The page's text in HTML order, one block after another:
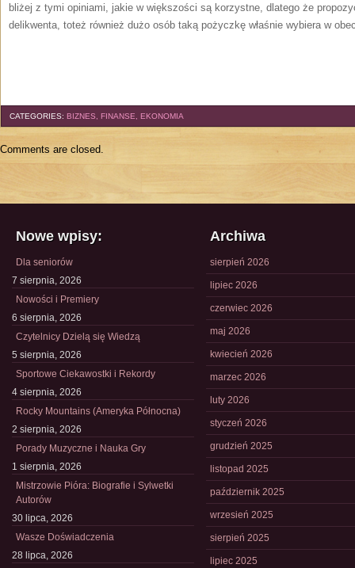
bliżej z tymi opiniami, jakie w większości są korzystne, dlatego że
delikwenta, toteż również dużo osób taką pożyczkę właśnie wybiera w
CATEGORIES: BIZNES, FINANSE, EKONOMIA
Comments are closed.
Nowe wpisy:
Dla seniorów
7 sierpnia, 2026
Nowości i Premiery
6 sierpnia, 2026
Czytelnicy Dzielą się Wiedzą
5 sierpnia, 2026
Sportowe Ciekawostki i Rekordy
4 sierpnia, 2026
Rocky Mountains (Ameryka Północna)
2 sierpnia, 2026
Porady Muzyczne i Nauka Gry
1 sierpnia, 2026
Mistrzowie Pióra: Biografie i Sylwetki
Autorów
30 lipca, 2026
Wasze Doświadczenia
28 lipca, 2026
Archiwa
sierpień 2026
lipiec 2026
czerwiec 2026
maj 2026
kwiecień 2026
marzec 2026
luty 2026
styczeń 2026
grudzień 2025
listopad 2025
październik 2025
wrzesień 2025
sierpień 2025
lipiec 2025